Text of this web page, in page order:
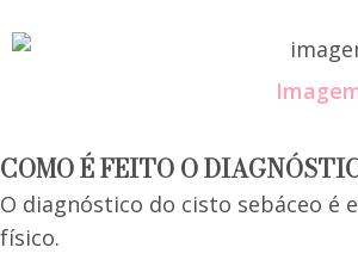
COMO É FEITO O
O diagnóstico do cisto sebáceo é
físico.